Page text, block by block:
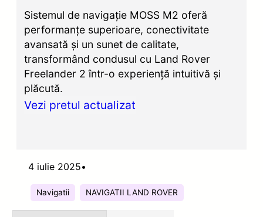
Sistemul de navigație MOSS M2 oferă
performanțe superioare, conectivitate
avansată și un sunet de calitate,
transformând condusul cu Land Rover
Freelander 2 într-o experiență intuitivă și
plăcută.
Vezi pretul actualizat
4 iulie 2025•
Navigatii NAVIGATII LAND ROVER